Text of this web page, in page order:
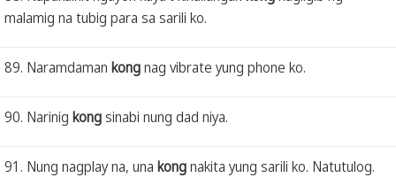
malamig na tubig para sa sarili ko.
89. Naramdaman kongnag vibrate yung phone ko.
90. Narinig kongsinabi nung dad niya.
91. Nung nagplay na, una kongnakita yung sarili ko. Natutulog.